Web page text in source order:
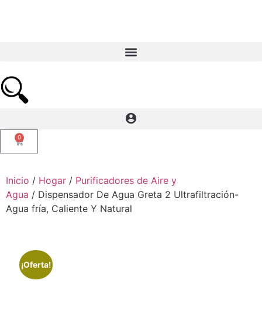
0
Inicio / Hogar / Purificadores de Aire y
Agua / Dispensador De Agua Greta 2 Ultrafiltración-
Agua fría, Caliente Y Natural
¡Oferta!